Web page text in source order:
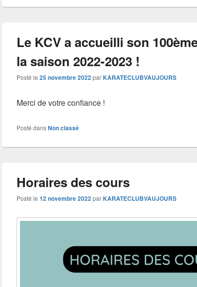
Le KCV a accueilli son
la saison 2022-2023 !
Posté le 25 novembre 2022parKARATECLUBVAUJOURS
Merci de votre confiance !
Posté dansNon classé
Horaires des cours
Posté le 12 novembre 2022parKARATECLUBVAUJOURS